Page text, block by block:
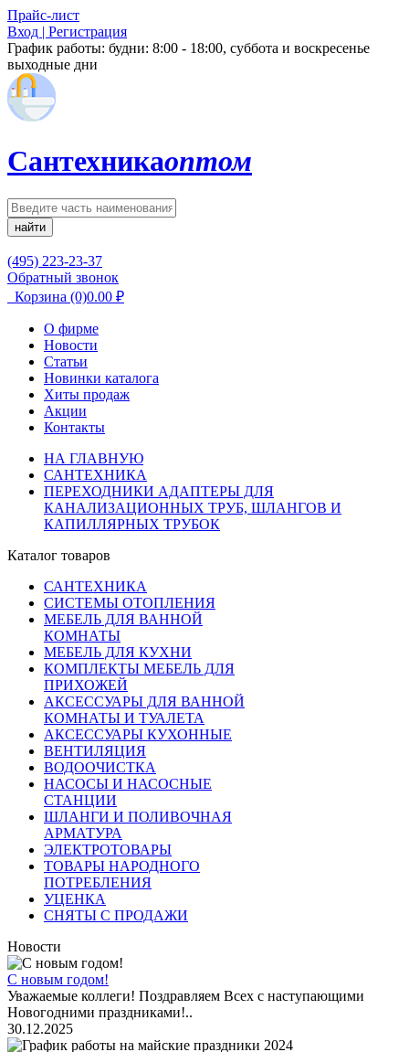
Прайс-лист
Вход | Регистрация
График работы: будни: 8:00 - 18:00, суббота и воскресенье
выходные дни
Сантехникаоптом
найти
(495) 223-23-37
Обратный звонок
Корзина (0)0.00 ₽
О фирме
Новости
Статьи
Новинки каталога
Хиты продаж
Акции
Контакты
НА ГЛАВНУЮ
САНТЕХНИКА
ПЕРЕХОДНИКИ АДАПТЕРЫ ДЛЯ
КАНАЛИЗАЦИОННЫХ ТРУБ, ШЛАНГОВ И
КАПИЛЛЯРНЫХ ТРУБОК
Каталог товаров
САНТЕХНИКА
СИСТЕМЫ ОТОПЛЕНИЯ
МЕБЕЛЬ ДЛЯ ВАННОЙ
КОМНАТЫ
МЕБЕЛЬ ДЛЯ КУХНИ
КОМПЛЕКТЫ МЕБЕЛЬ ДЛЯ
ПРИХОЖЕЙ
АКСЕССУАРЫ ДЛЯ ВАННОЙ
КОМНАТЫ И ТУАЛЕТА
АКСЕССУАРЫ КУХОННЫЕ
ВЕНТИЛЯЦИЯ
ВОДООЧИСТКА
НАСОСЫ И НАСОСНЫЕ
СТАНЦИИ
ШЛАНГИ И ПОЛИВОЧНАЯ
АРМАТУРА
ЭЛЕКТРОТОВАРЫ
ТОВАРЫ НАРОДНОГО
ПОТРЕБЛЕНИЯ
УЦЕНКА
СНЯТЫ С ПРОДАЖИ
Новости
С новым годом!
Уважаемые коллеги! Поздравляем Всех с наступающими
Новогодними праздниками!..
30.12.2025